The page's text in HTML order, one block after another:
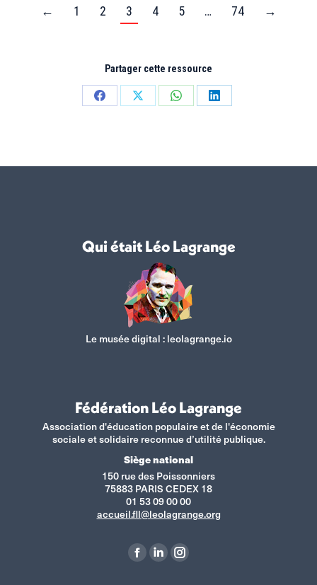
← 1 2 3 4 5 … 74 →
Partager cette ressource
PartagerPartagerPartagerPartager
Qui était Léo Lagrange
Le musée digital : leolagrange.io
Fédération Léo Lagrange
Association d'éducation populaire et de l'économie
sociale et solidaire reconnue d’utilité publique.
Siège national
150 rue des Poissonniers
75883 PARIS CEDEX 18
01 53 09 00 00
accueil.fll@leolagrange.org
La
La
La